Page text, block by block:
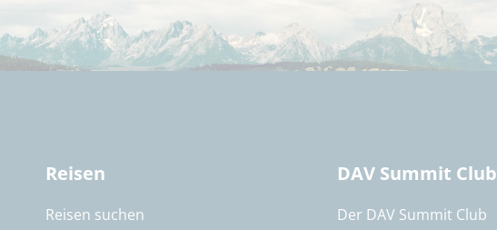
Reisen
Reisen suchen
DAV Summit Club
Der DAV Summit Club